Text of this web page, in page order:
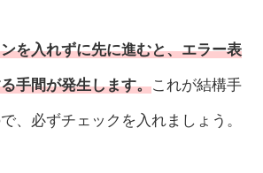
を入れずに先に進むと、エラー表
手間が発生します。これが結構手
、必ずチェックを入れましょう。